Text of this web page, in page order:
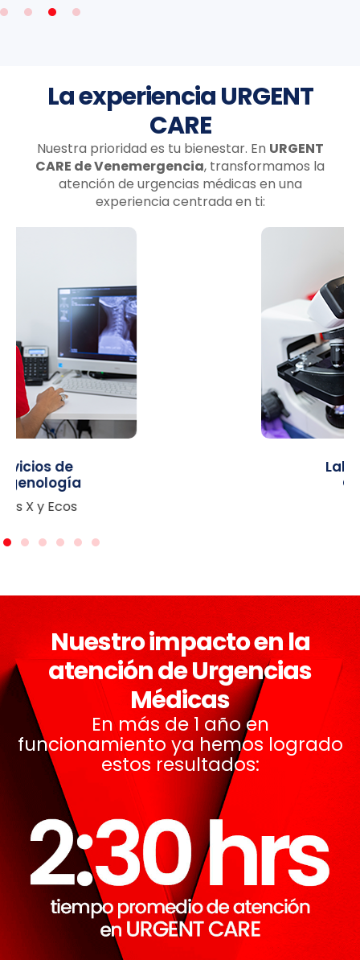
La experiencia URGENT
CARE
Nuestra prioridad es tu bienestar. En URGENT
CARE de Venemergencia, transformamos la
atención de urgencias médicas en una
experiencia centrada en ti:
Nuestro impacto en la
atención de Urgencias
Médicas
En más de 1 año en
funcionamiento ya hemos logrado
estos resultados: